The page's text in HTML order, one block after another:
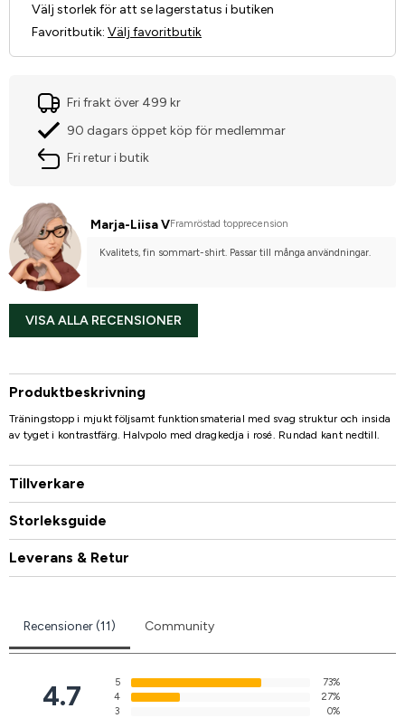
Välj storlek för att se lagerstatus i butiken
Favoritbutik: Välj favoritbutik
Fri frakt över 499 kr
90 dagars öppet köp för medlemmar
Fri retur i butik
Marja-Liisa VFramröstad topprecension
Kvalitets, fin sommart-shirt. Passar till många användningar.
VISA ALLA RECENSIONER
Produktbeskrivning
Träningstopp i mjukt följsamt funktionsmaterial med svag struktur och insida
av tyget i kontrastfärg. Halvpolo med dragkedja i rosé. Rundad kant nedtill.
Tillverkare
Storleksguide
Leverans & Retur
Recensioner (11) Community
4.7 5
73%
4
27%
3
0%